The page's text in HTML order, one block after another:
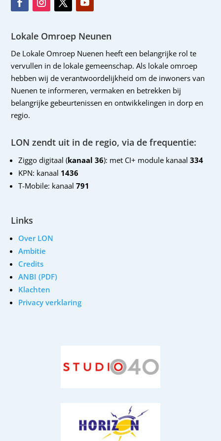
Lokale Omroep Neunen
De Lokale Omroep Nuenen heeft een belangrijke rol te
vervullen in de lokale gemeenschap. Als lokale omroep
hebben wij de verantwoordelijkheid om de inwoners van
Nuenen te informeren, vermaken en betrekken bij
belangrijke gebeurtenissen en ontwikkelingen in dorp en
regio.
LON zendt uit in de regio, via de frequentie:
Ziggo digitaal (kanaal 36): met CI+ module kanaal 334
KPN: kanaal 1436
T-Mobile: kanaal791
Links
Over LON
Ambitie
Credits
ANBI (PDF)
Klachten
Privacy verklaring